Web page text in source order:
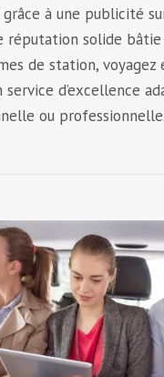
à une publicité
réputation solide bâtie
de station, voyagez
d’excellence
ou professionnelle.